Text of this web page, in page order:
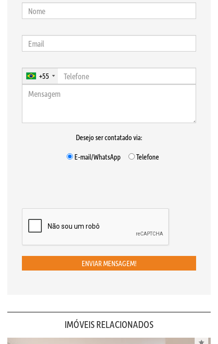
+55
Desejo ser contatado via:
E-mail/WhatsApp
Telefone
ENVIAR MENSAGEM!
IMÓVEIS RELACIONADOS